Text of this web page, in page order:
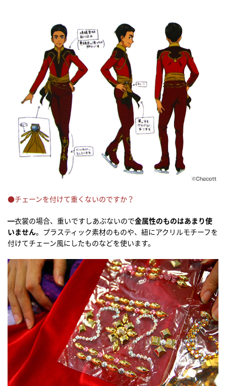
●チェーンを付けて重くないのですか？
━衣裳の場合、重いですしあぶないので金属性のものはあまり使
いません。プラスティック素材のものや、紐にアクリルモチーフを
付けてチェーン風にしたものなどを使います。